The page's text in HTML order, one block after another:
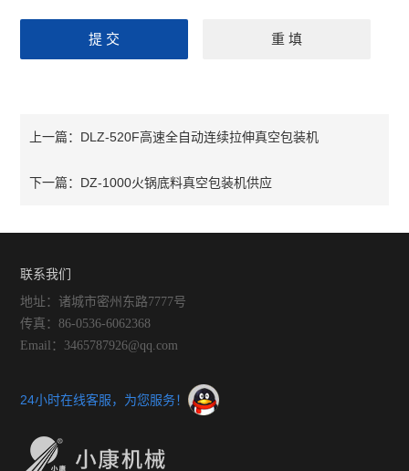
上一篇： DLZ-520F高速全自动连续拉伸真空包装机
下一篇： DZ-1000火锅底料真空包装机供应
联系我们
地址：诸城市密州东路7777号
传真：86-0536-6062368
Email：3465787926@qq.com
24小时在线客服，为您服务！